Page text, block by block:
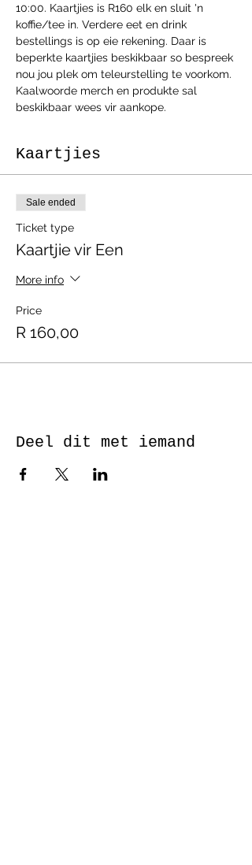
10:00. Kaartjies is R160 elk en sluit 'n
koffie/tee in. Verdere eet en drink
bestellings is op eie rekening. Daar is
beperkte kaartjies beskikbaar so bespreek
nou jou plek om teleurstelling te voorkom.
Kaalwoorde merch en produkte sal
beskikbaar wees vir aankope.
Kaartjies
Sale ended
Ticket type
Kaartjie vir Een
More info
Price
R 160,00
Deel dit met iemand